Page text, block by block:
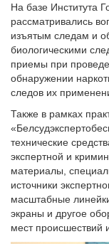
На базе Института
рассматривались
изъятым следам и
биологическими
приемы при
обнаружении
следов их
Также в рамках
технические
экспертной и
материалы,
источники
масштабные
экраны и другое
мест происшествий